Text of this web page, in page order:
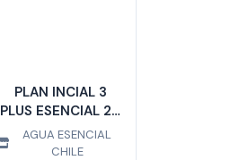
PLAN INCIAL 3
PLUS ESENCIAL 20
LITROS
AGUA ESENCIAL
CHILE